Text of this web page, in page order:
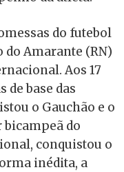
do futebol
do Amarante (RN)
Aos 17
de base das
o Gauchão e o
bicampeã do
conquistou o
inédita, a